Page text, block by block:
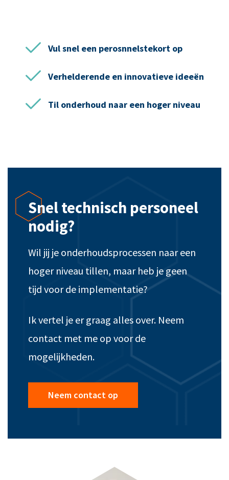
Vul snel een perosnnelstekort op
Verhelderende en innovatieve ideeën
Til onderhoud naar een hoger niveau
Snel technisch personeel
nodig?
Wil jij je onderhoudsprocessen naar een
hoger niveau tillen, maar heb je geen
tijd voor de implementatie?
Ik vertel je er graag alles over. Neem
contact met me op voor de
mogelijkheden.
Neem contact op